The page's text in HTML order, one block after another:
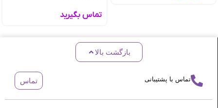
تماس بگیرید
بازگشت بالا
تماس با پشتیبانی تماس